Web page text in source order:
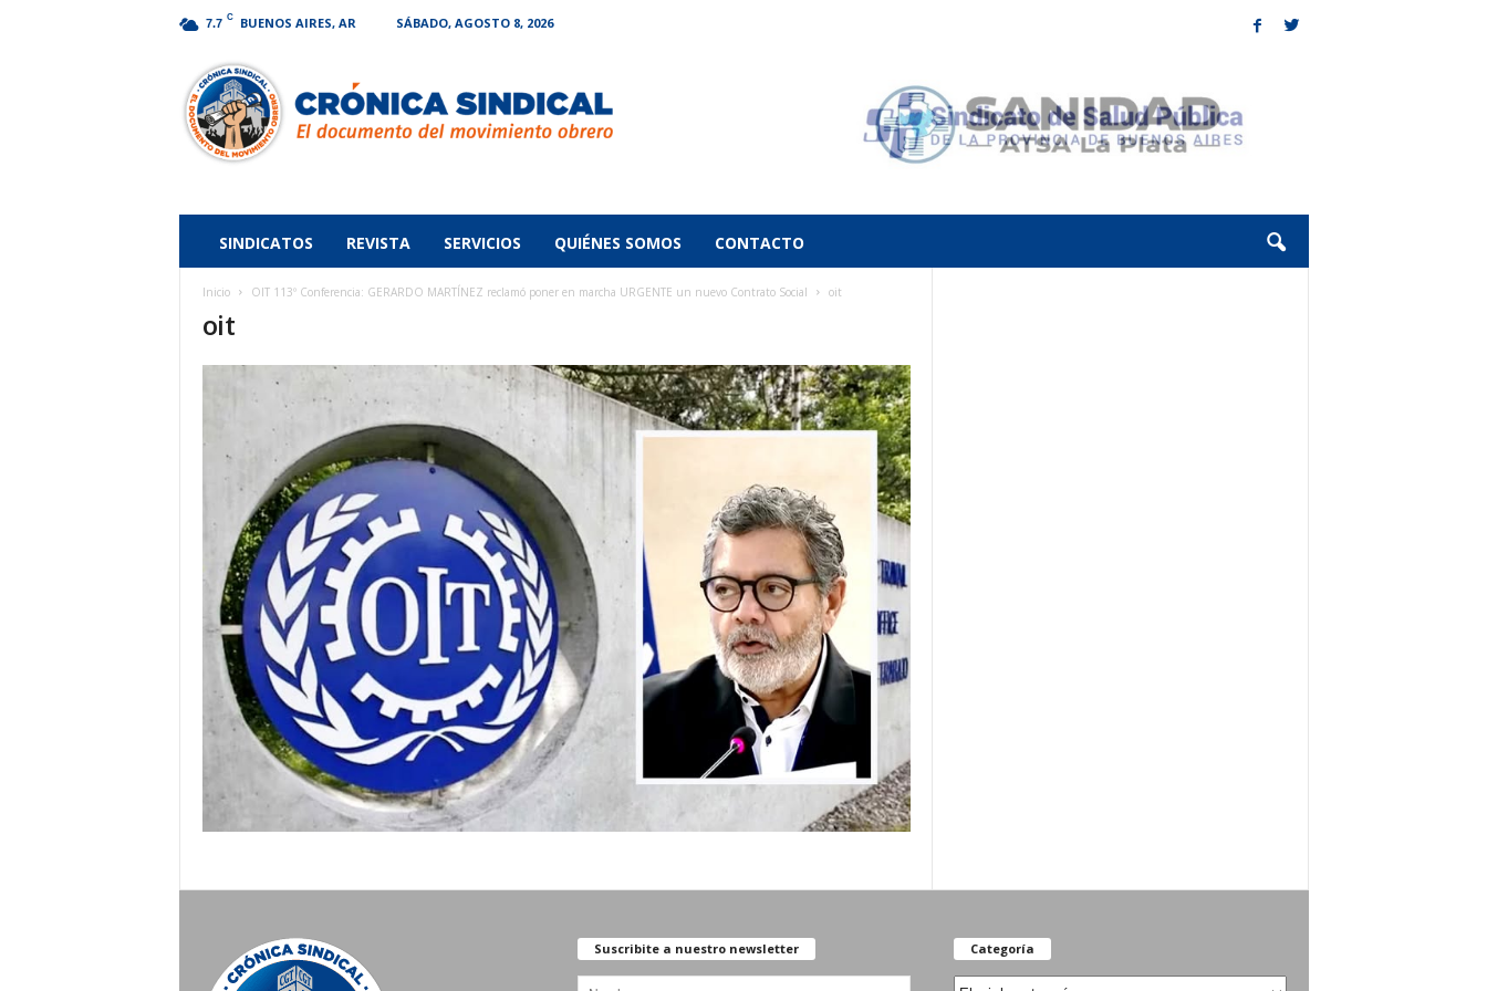
7.7 C BUENOS AIRES, AR SÁBADO, AGOSTO 8, 2026
Sindical
SINDICATOS REVISTA SERVICIOS QUIÉNES SOMOS CONTACTO
Inicio OIT 113º Conferencia: GERARDO MARTÍNEZ reclamó poner en marcha URGENTE un nuevo Contrato Social oit
oit
Suscribite a nuestro newsletter Categoría
Categoría